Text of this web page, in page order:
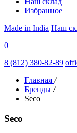
Избранное
Made in India Наш
0
8 (812) 380-82-89
Главная /
Бренды /
Seco
Seco